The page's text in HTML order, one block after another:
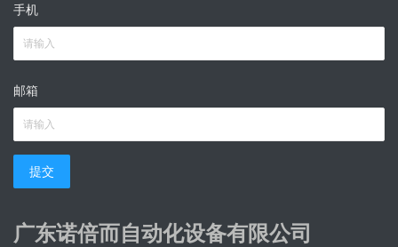
手机
邮箱
提交
广东诺倍而自动化设备有限公司